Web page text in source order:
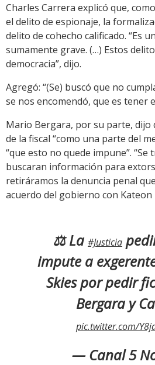
Charles Carrera explicó que,
el delito de espionaje, la
delito de cohecho calificado. “Es
sumamente grave. (…) Estos
democracia”, dijo.
Agregó: “(Se) buscó que no
se nos encomendó, que es tener
Mario Bergara, por su parte, dijo
de la fiscal “como una parte del
“que esto no quede impune”.
buscaran información para
retiráramos la denuncia penal
acuerdo del gobierno con Kateon
⚖️ La #Justicia
impute a
Skies por pedir
Bergara y
pic.twitter.com/
— Canal 5